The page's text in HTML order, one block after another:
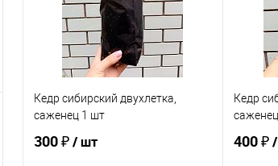
Кедр сибирский двухлетка,
саженец 1 шт
300 ₽/ шт
Кедр
400 ₽